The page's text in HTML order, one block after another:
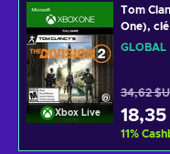
Xbox Live
Tom
One),
GLOBAL
34,62
11%